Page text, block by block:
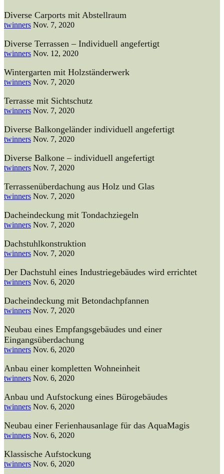
Diverse Carports mit Abstellraum
twinners Nov. 7, 2020
Diverse Terrassen – Individuell angefertigt
twinners Nov. 12, 2020
Wintergarten mit Holzständerwerk
twinners Nov. 7, 2020
Terrasse mit Sichtschutz
twinners Nov. 7, 2020
Diverse Balkongeländer individuell angefertigt
twinners Nov. 7, 2020
Diverse Balkone – individuell angefertigt
twinners Nov. 7, 2020
Terrassenüberdachung aus Holz und Glas
twinners Nov. 7, 2020
Dacheindeckung mit Tondachziegeln
twinners Nov. 7, 2020
Dachstuhlkonstruktion
twinners Nov. 7, 2020
Der Dachstuhl eines Industriegebäudes wird errichtet
twinners Nov. 6, 2020
Dacheindeckung mit Betondachpfannen
twinners Nov. 7, 2020
Neubau eines Empfangsgebäudes und einer
Eingangsüberdachung
twinners Nov. 6, 2020
Anbau einer kompletten Wohneinheit
twinners Nov. 6, 2020
Anbau und Aufstockung eines Bürogebäudes
twinners Nov. 6, 2020
Neubau einer Ferienhausanlage für das AquaMagis
twinners Nov. 6, 2020
Klassische Aufstockung
twinners Nov. 6, 2020